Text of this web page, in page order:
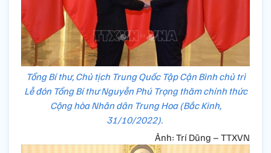
Tổng Bí thư, Chủ tịch Trung Quốc Tập Cận Bình chủ trì
Lễ đón Tổng Bí thư Nguyễn Phú Trọng thăm chính thức
Cộng hòa Nhân dân Trung Hoa (Bắc Kinh,
31/10/2022).
Ảnh: Trí Dũng – TTXVN